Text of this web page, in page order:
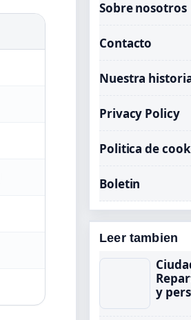
Sobre nosotros
Contacto
Nuestra
Privacy Policy
Politica de
Boletin
Leer tambien
y